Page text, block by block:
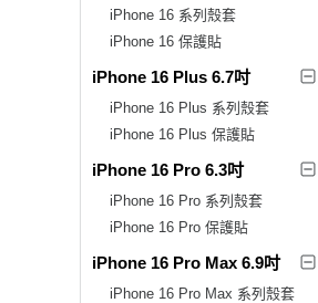
iPhone 16 系列殼套
iPhone 16 保護貼
iPhone 16 Plus 6.7吋
iPhone 16 Plus 系列殼套
iPhone 16 Plus 保護貼
iPhone 16 Pro 6.3吋
iPhone 16 Pro 系列殼套
iPhone 16 Pro 保護貼
iPhone 16 Pro Max 6.9吋
iPhone 16 Pro Max 系列殼套